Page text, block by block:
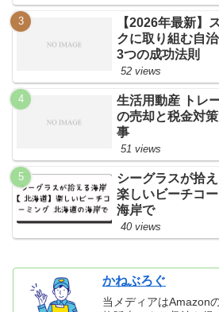
【2026年最新】
クに取り組む自
3つの成功法則
52 views
生活用動産 トレ
の売却と税金対
事
51 views
シーグラスが拾
楽しいビーチコ
海岸で
40 views
かねぶろぐ
当メディアはAmazon